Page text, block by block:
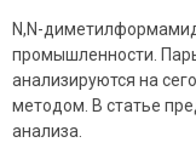
N,N-
промышленности.
анализируются на
методом. В статье
анализа.